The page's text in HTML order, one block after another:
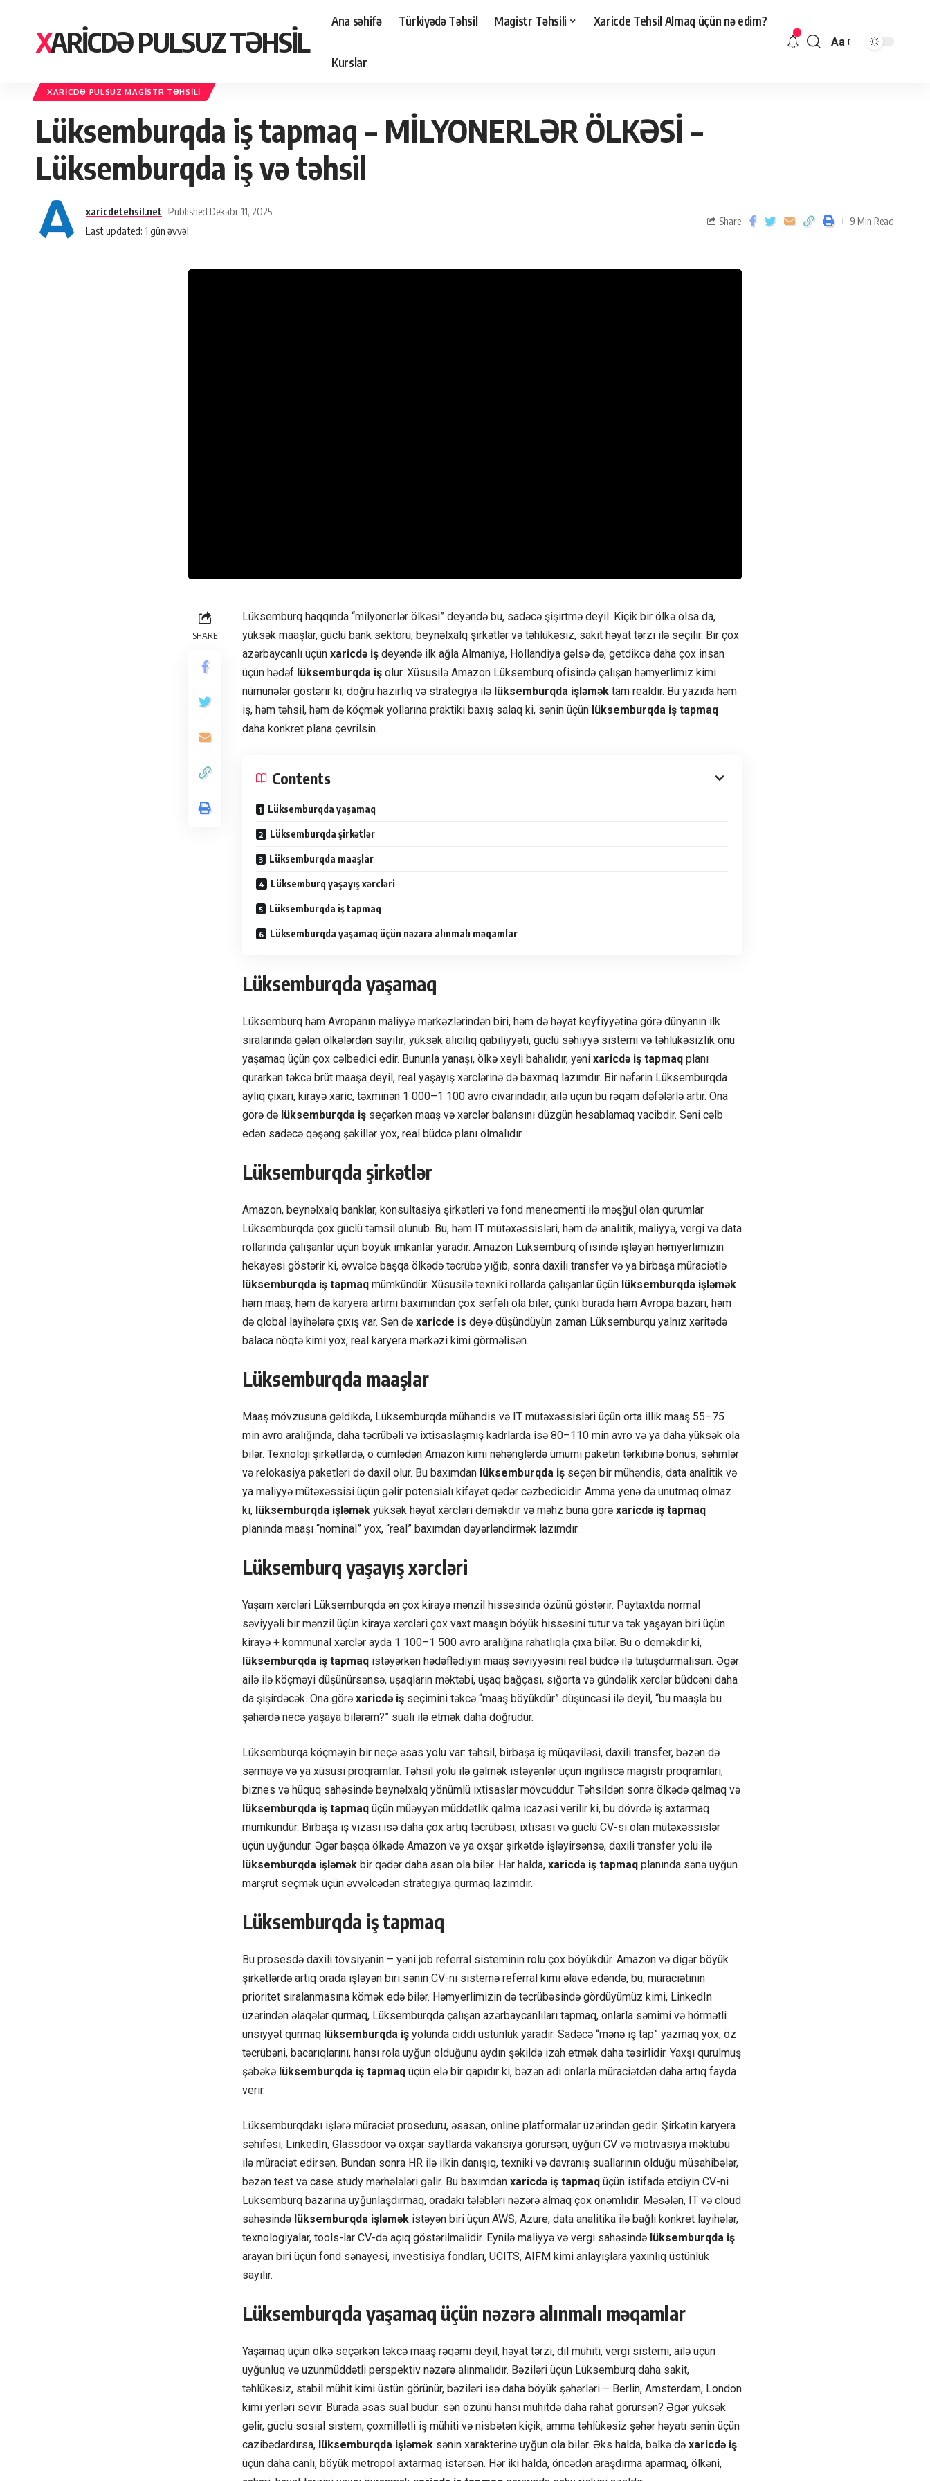
XARICDƏ PULSUZ TƏHSIL
Ana səhifə Türkiyədə Təhsil Magistr Təhsili Xaricde Tehsil Almaq üçün nə edim?
Kurslar
Aa
Lüksemburqda iş tapmaq – MİLYONERLƏR ÖLKƏSİ – Lüksemburqda iş və təhsil
XARICDƏ PULSUZ MAGISTR TƏHSILI
Lüksemburqda iş tapmaq – MİLYONERLƏR ÖLKƏSİ –
Lüksemburqda iş və təhsil
Last updated: 1 gün əvvəl
xaricdetehsil.net Published Dekabr 11, 2025
Share 9 Min Read
SHARE
Lüksemburq haqqında “milyonerlər ölkəsi” deyəndə bu, sadəcə şişirtmə deyil. Kiçik bir ölkə olsa da,
yüksək maaşlar, güclü bank sektoru, beynəlxalq şirkətlər və təhlükəsiz, sakit həyat tərzi ilə seçilir. Bir çox
azərbaycanlı üçün xaricdə iş deyəndə ilk ağla Almaniya, Hollandiya gəlsə də, getdikcə daha çox insan
üçün hədəf lüksemburqda iş olur. Xüsusilə Amazon Lüksemburq ofisində çalışan həmyerlimiz kimi
nümunələr göstərir ki, doğru hazırlıq və strategiya ilə lüksemburqda işləmək tam realdır. Bu yazıda həm
iş, həm təhsil, həm də köçmək yollarına praktiki baxış salaq ki, sənin üçün lüksemburqda iş tapmaq
daha konkret plana çevrilsin.
Contents
Lüksemburqda yaşamaq
Lüksemburqda şirkətlər
Lüksemburqda maaşlar
Lüksemburq yaşayış xərcləri
Lüksemburqda iş tapmaq
Lüksemburqda yaşamaq üçün nəzərə alınmalı məqamlar
Lüksemburqda yaşamaq
Lüksemburq həm Avropanın maliyyə mərkəzlərindən biri, həm də həyat keyfiyyətinə görə dünyanın ilk
sıralarında gələn ölkələrdən sayılır; yüksək alıcılıq qabiliyyəti, güclü səhiyyə sistemi və təhlükəsizlik onu
yaşamaq üçün çox cəlbedici edir. Bununla yanaşı, ölkə xeyli bahalıdır, yəni xaricdə iş tapmaq planı
qurarkən təkcə brüt maaşa deyil, real yaşayış xərclərinə də baxmaq lazımdır. Bir nəfərin Lüksemburqda
aylıq çıxarı, kirayə xaric, təxminən 1 000–1 100 avro civarındadır, ailə üçün bu rəqəm dəfələrlə artır. Ona
görə də lüksemburqda iş seçərkən maaş və xərclər balansını düzgün hesablamaq vacibdir. Səni cəlb
edən sadəcə qəşəng şəkillər yox, real büdcə planı olmalıdır.
Lüksemburqda şirkətlər
Amazon, beynəlxalq banklar, konsultasiya şirkətləri və fond menecmenti ilə məşğul olan qurumlar
Lüksemburqda çox güclü təmsil olunub. Bu, həm IT mütəxəssisləri, həm də analitik, maliyyə, vergi və data
rollarında çalışanlar üçün böyük imkanlar yaradır. Amazon Lüksemburq ofisində işləyən həmyerlimizin
hekayəsi göstərir ki, əvvəlcə başqa ölkədə təcrübə yığıb, sonra daxili transfer və ya birbaşa müraciətlə
lüksemburqda iş tapmaq mümkündür. Xüsusilə texniki rollarda çalışanlar üçün lüksemburqda işləmək
həm maaş, həm də karyera artımı baxımından çox sərfəli ola bilər; çünki burada həm Avropa bazarı, həm
də qlobal layihələrə çıxış var. Sən də xaricde is deyə düşündüyün zaman Lüksemburqu yalnız xəritədə
balaca nöqtə kimi yox, real karyera mərkəzi kimi görməlisən.
Lüksemburqda maaşlar
Maaş mövzusuna gəldikdə, Lüksemburqda mühəndis və IT mütəxəssisləri üçün orta illik maaş 55–75
min avro aralığında, daha təcrübəli və ixtisaslaşmış kadrlarda isə 80–110 min avro və ya daha yüksək ola
bilər. Texnoloji şirkətlərdə, o cümlədən Amazon kimi nəhənglərdə ümumi paketin tərkibinə bonus, səhmlər
və relokasiya paketləri də daxil olur. Bu baxımdan lüksemburqda iş seçən bir mühəndis, data analitik və
ya maliyyə mütəxəssisi üçün gəlir potensialı kifayət qədər cəzbedicidir. Amma yenə də unutmaq olmaz
ki, lüksemburqda işləmək yüksək həyat xərcləri deməkdir və məhz buna görə xaricdə iş tapmaq
planında maaşı “nominal” yox, “real” baxımdan dəyərləndirmək lazımdır.
Lüksemburq yaşayış xərcləri
Yaşam xərcləri Lüksemburqda ən çox kirayə mənzil hissəsində özünü göstərir. Paytaxtda normal
səviyyəli bir mənzil üçün kirayə xərcləri çox vaxt maaşın böyük hissəsini tutur və tək yaşayan biri üçün
kirayə + kommunal xərclər ayda 1 100–1 500 avro aralığına rahatlıqla çıxa bilər. Bu o deməkdir ki,
lüksemburqda iş tapmaq istəyərkən hədəflədiyin maaş səviyyəsini real büdcə ilə tutuşdurmalısan. Əgər
ailə ilə köçməyi düşünürsənsə, uşaqların məktəbi, uşaq bağçası, sığorta və gündəlik xərclər büdcəni daha
da şişirdəcək. Ona görə xaricdə iş seçimini təkcə “maaş böyükdür” düşüncəsi ilə deyil, “bu maaşla bu
şəhərdə necə yaşaya bilərəm?” sualı ilə etmək daha doğrudur.
Lüksemburqa köçməyin bir neçə əsas yolu var: təhsil, birbaşa iş müqaviləsi, daxili transfer, bəzən də
sərmayə və ya xüsusi proqramlar. Təhsil yolu ilə gəlmək istəyənlər üçün ingiliscə magistr proqramları,
biznes və hüquq sahəsində beynəlxalq yönümlü ixtisaslar mövcuddur. Təhsildən sonra ölkədə qalmaq və
lüksemburqda iş tapmaq üçün müəyyən müddətlik qalma icazəsi verilir ki, bu dövrdə iş axtarmaq
mümkündür. Birbaşa iş vizası isə daha çox artıq təcrübəsi, ixtisası və güclü CV-si olan mütəxəssislər
üçün uyğundur. Əgər başqa ölkədə Amazon və ya oxşar şirkətdə işləyirsənsə, daxili transfer yolu ilə
lüksemburqda işləmək bir qədər daha asan ola bilər. Hər halda, xaricdə iş tapmaq planında sənə uyğun
marşrut seçmək üçün əvvəlcədən strategiya qurmaq lazımdır.
Lüksemburqda iş tapmaq
Bu prosesdə daxili tövsiyənin – yəni job referral sisteminin rolu çox böyükdür. Amazon və digər böyük
şirkətlərdə artıq orada işləyən biri sənin CV-ni sistemə referral kimi əlavə edəndə, bu, müraciətinin
prioritet sıralanmasına kömək edə bilər. Həmyerlimizin də təcrübəsində gördüyümüz kimi, LinkedIn
üzərindən əlaqələr qurmaq, Lüksemburqda çalışan azərbaycanlıları tapmaq, onlarla səmimi və hörmətli
ünsiyyət qurmaq lüksemburqda iş yolunda ciddi üstünlük yaradır. Sadəcə “mənə iş tap” yazmaq yox, öz
təcrübəni, bacarıqlarını, hansı rola uyğun olduğunu aydın şəkildə izah etmək daha təsirlidir. Yaxşı qurulmuş
şəbəkə lüksemburqda iş tapmaq üçün elə bir qapıdır ki, bəzən adi onlarla müraciətdən daha artıq fayda
verir.
Lüksemburqdakı işlərə müraciət proseduru, əsasən, online platformalar üzərindən gedir. Şirkətin karyera
səhifəsi, LinkedIn, Glassdoor və oxşar saytlarda vakansiya görürsən, uyğun CV və motivasiya məktubu
ilə müraciət edirsən. Bundan sonra HR ilə ilkin danışıq, texniki və davranış suallarının olduğu müsahibələr,
bəzən test və case study mərhələləri gəlir. Bu baxımdan xaricdə iş tapmaq üçün istifadə etdiyin CV-ni
Lüksemburq bazarına uyğunlaşdırmaq, oradakı tələbləri nəzərə almaq çox önəmlidir. Məsələn, IT və cloud
sahəsində lüksemburqda işləmək istəyən biri üçün AWS, Azure, data analitika ilə bağlı konkret layihələr,
texnologiyalar, tools-lar CV-də açıq göstərilməlidir. Eynilə maliyyə və vergi sahəsində lüksemburqda iş
arayan biri üçün fond sənayesi, investisiya fondları, UCITS, AIFM kimi anlayışlara yaxınlıq üstünlük
sayılır.
Lüksemburqda yaşamaq üçün nəzərə alınmalı məqamlar
Yaşamaq üçün ölkə seçərkən təkcə maaş rəqəmi deyil, həyat tərzi, dil mühiti, vergi sistemi, ailə üçün
uyğunluq və uzunmüddətli perspektiv nəzərə alınmalıdır. Bəziləri üçün Lüksemburq daha sakit,
təhlükəsiz, stabil mühit kimi üstün görünür, bəziləri isə daha böyük şəhərləri – Berlin, Amsterdam, London
kimi yerləri sevir. Burada əsas sual budur: sən özünü hansı mühitdə daha rahat görürsən? Əgər yüksək
gəlir, güclü sosial sistem, çoxmillətli iş mühiti və nisbətən kiçik, amma təhlükəsiz şəhər həyatı sənin üçün
cazibədardırsa, lüksemburqda işləmək sənin xarakterinə uyğun ola bilər. Əks halda, bəlkə də xaricdə iş
üçün daha canlı, böyük metropol axtarmaq istərsən. Hər iki halda, öncədən araşdırma aparmaq, ölkəni,